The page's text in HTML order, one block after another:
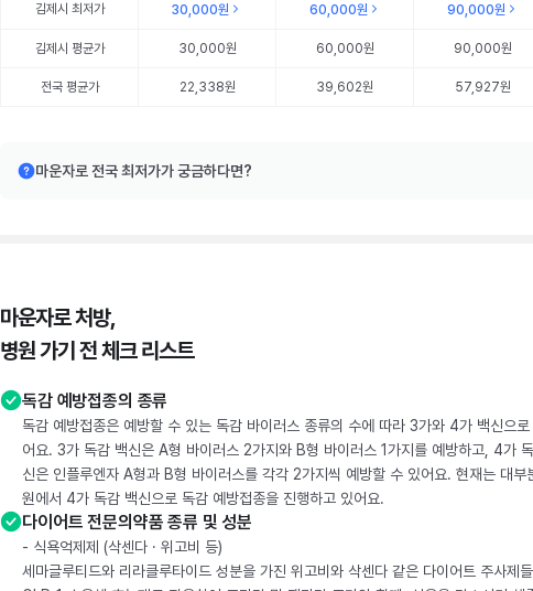
김제시 최저가 30,000원 60,000원 90,000원
김제시 평균가 30,000원 60,000원 90,000원
전국 평균가 22,338원 39,602원 57,927원
마운자로 전국 최저가가 궁금하다면?
마운자로 처방,
병원 가기 전 체크 리스트
독감 예방접종의 종류
독감 예방접종은 예방할 수 있는 독감 바이러스 종류의 수에 따라 3가와 4가 백신으로
어요. 3가 독감 백신은 A형 바이러스 2가지와 B형 바이러스 1가지를 예방하고, 4가
신은 인플루엔자 A형과 B형 바이러스를 각각 2가지씩 예방할 수 있어요. 현재는 대부
원에서 4가 독감 백신으로 독감 예방접종을 진행하고 있어요.
다이어트 전문의약품 종류 및 성분
- 식욕억제제 (삭센다 · 위고비 등)
세마글루티드와 리라클루타이드 성분을 가진 위고비와 삭센다 같은 다이어트 주사제